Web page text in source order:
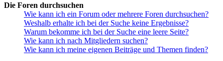
Die Foren durchsuchen
Wie kann ich ein Forum oder mehrere Foren durchsuchen?
Weshalb erhalte ich bei der Suche keine Ergebnisse?
Warum bekomme ich bei der Suche eine leere Seite?
Wie kann ich nach Mitgliedern suchen?
Wie kann ich meine eigenen Beiträge und Themen finden?